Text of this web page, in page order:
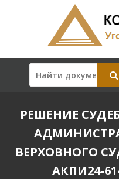
РЕШЕНИЕ
ВЕРХОВНОГО
АКПИ24-